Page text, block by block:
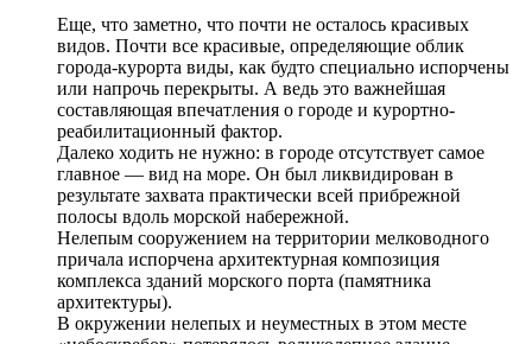
Еще, что заметно, что почти не осталось красивых
видов. Почти все красивые, определяющие облик
города-курорта виды, как будто специально испорчены
или напрочь перекрыты. А ведь это важнейшая
составляющая впечатления о городе и курортно-
реабилитационный фактор.
Далеко ходить не нужно: в городе отсутствует самое
главное — вид на море. Он был ликвидирован в
результате захвата практически всей прибрежной
полосы вдоль морской набережной.
Нелепым сооружением на территории мелководного
причала испорчена архитектурная композиция
комплекса зданий морского порта (памятника
архитектуры).
В окружении нелепых и неуместных в этом месте